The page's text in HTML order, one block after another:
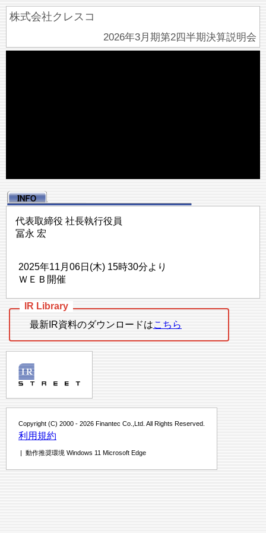
株式会社クレスコ
2026年3月期第2四半期決算説明会
代表取締役 社長執行役員
冨永 宏
2025年11月06日(木) 15時30分より
ＷＥＢ開催
最新IR資料のダウンロードはこちら
Copyright (C) 2000 - 2026 Finantec Co.,Ltd. All Rights Reserved.
利用規約
| 動作推奨環境 Windows 11 Microsoft Edge